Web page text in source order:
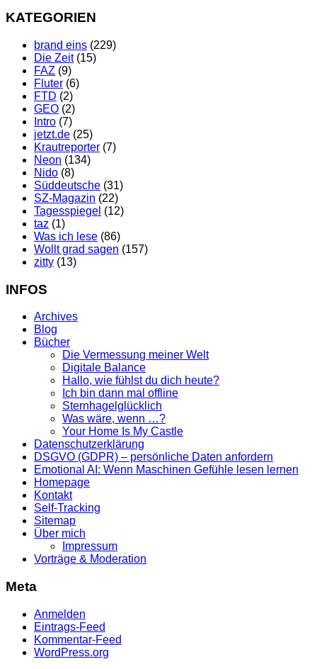
KATEGORIEN
brand eins (229)
Die Zeit(15)
FAZ (9)
Fluter (6)
FTD (2)
GEO (2)
Intro (7)
jetzt.de (25)
Krautreporter (7)
Neon (134)
Nido (8)
Süddeutsche (31)
SZ-Magazin (22)
Tagesspiegel (12)
taz (1)
Was ich lese (86)
Wollt grad sagen (157)
zitty (13)
INFOS
Archives
Blog
Bücher
Die Vermessung meiner Welt
Digitale Balance
Hallo, wie fühlst du dich heute?
Ich bin dann mal offline
Sternhagelglücklich
Was wäre, wenn …?
Your Home Is My Castle
Datenschutzerklärung
DSGVO (GDPR) – persönliche Daten anfordern
Emotional AI: Wenn Maschinen Gefühle lesen lernen
Homepage
Kontakt
Self-Tracking
Sitemap
Über mich
Impressum
Vorträge & Moderation
Meta
Anmelden
Eintrags-Feed
Kommentar-Feed
WordPress.org